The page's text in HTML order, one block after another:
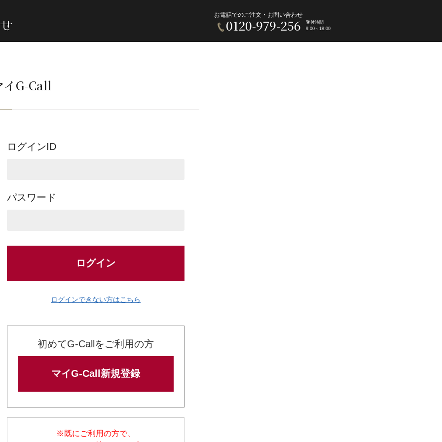
お電話でのご注文・お問い合わせ
0120-979-256
受付時間
9:00～18:00
イG-Call
ログインID
パスワード
ログイン
ログインできない方はこちら
初めてG-Callをご利用の方
マイG-Call新規登録
※既にご利用の方で、